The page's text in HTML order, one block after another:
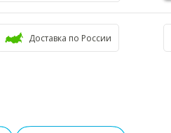
Доставка по России